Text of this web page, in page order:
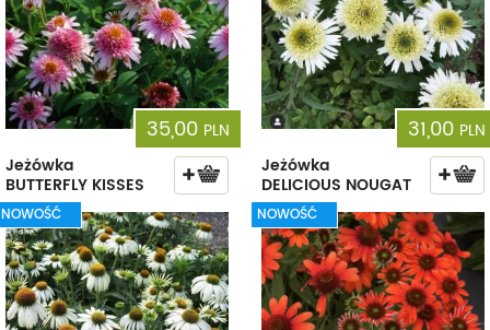
35,00 PLN
Jeżówka
BUTTERFLY KISSES
31,00 PLN
Jeżówka
DELICIOUS NOUGAT
NOWOŚĆ NOWOŚĆ